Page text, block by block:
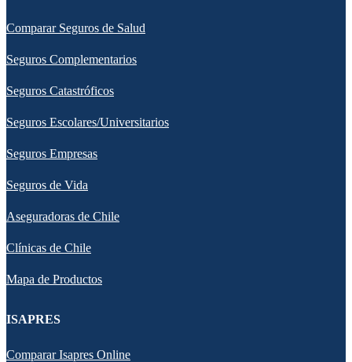
Comparar Seguros de Salud
Seguros Complementarios
Seguros Catastróficos
Seguros Escolares/Universitarios
Seguros Empresas
Seguros de Vida
Aseguradoras de Chile
Clínicas de Chile
Mapa de Productos
ISAPRES
Comparar Isapres Online